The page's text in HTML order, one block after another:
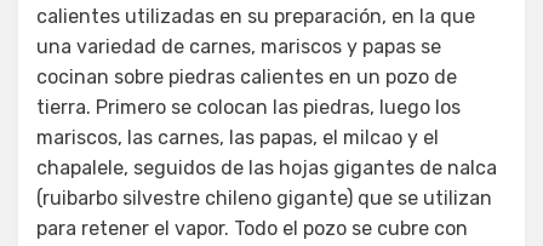
calientes utilizadas en su preparación, en la que
una variedad de carnes, mariscos y papas se
cocinan sobre piedras calientes en un pozo de
tierra. Primero se colocan las piedras, luego los
mariscos, las carnes, las papas, el milcao y el
chapalele, seguidos de las hojas gigantes de nalca
(ruibarbo silvestre chileno gigante) que se utilizan
para retener el vapor. Todo el pozo se cubre con